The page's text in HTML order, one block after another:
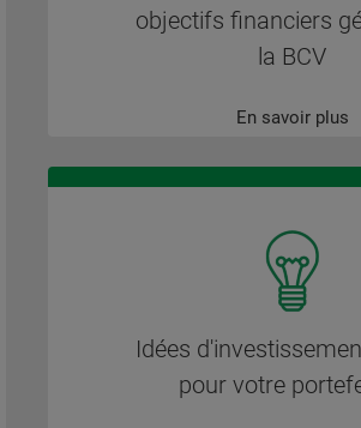
objectifs financiers
la BCV
En savoir plus
Idées
pour votre